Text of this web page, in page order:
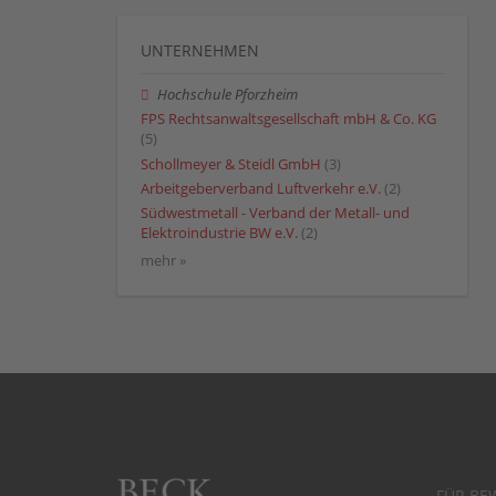
UNTERNEHMEN
Hochschule Pforzheim
FPS Rechtsanwaltsgesellschaft mbH & Co. KG
(5)
Schollmeyer & Steidl GmbH (3)
Arbeitgeberverband Luftverkehr e.V. (2)
Südwestmetall - Verband der Metall- und
Elektroindustrie BW e.V. (2)
mehr »